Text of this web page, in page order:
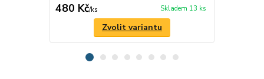
480 Kč/ks Skladem 13 ks
Zvolit variantu